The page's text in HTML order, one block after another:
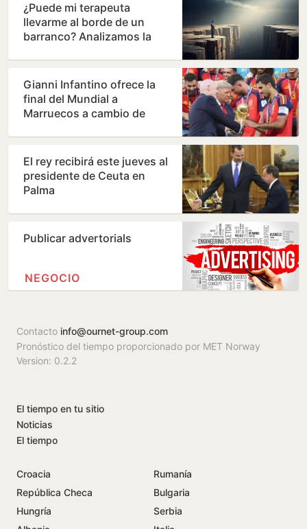
¿Puede mi terapeuta
llevarme al borde de un
barranco? Analizamos la
Gianni Infantino ofrece la
final del Mundial a
Marruecos a cambio de
…
El rey recibirá este jueves al
presidente de Ceuta en
Palma
Publicar advertorials
NEGOCIO
Contacto info@ournet-group.com
Pronóstico del tiempo proporcionado por MET Norway
Version: 0.2.2
El tiempo en tu sitio
Noticias
El tiempo
Croacia
Rumanía
República Checa
Bulgaria
Hungría
Serbia